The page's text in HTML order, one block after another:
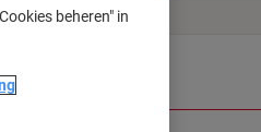
beheren" in